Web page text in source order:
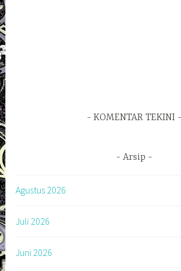
KOMENTAR TEKINI
Arsip
Agustus 2026
Juli 2026
Juni 2026